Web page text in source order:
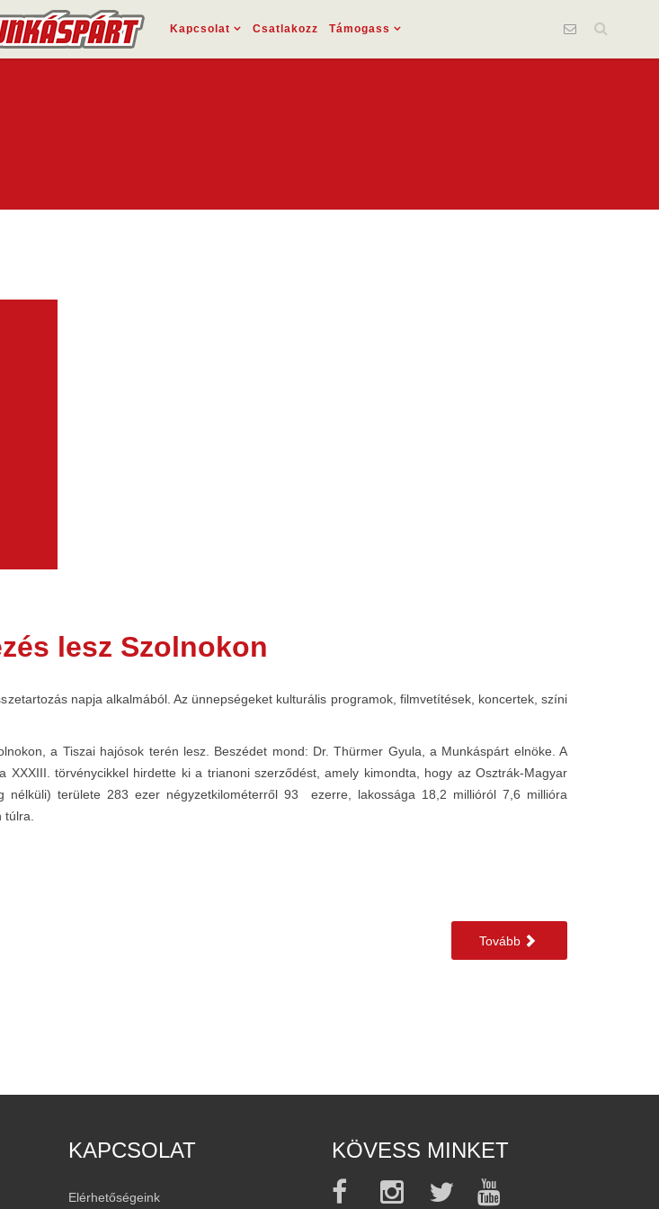
Kapcsolat Csatlakozz Támogass
lesz Szolnokon
napja alkalmából. Az ünnepségeket kulturális programok, filmvetítések, koncertek, színi
a Tiszai hajósok terén lesz. Beszédet mond: Dr. Thürmer Gyula, a Munkáspárt elnöke. A
törvénycikkel hirdette ki a trianoni szerződést, amely kimondta, hogy az Osztrák-Magyar
nélküli) területe 283 ezer négyzetkilométerről 93 ezerre, lakossága 18,2 millióról 7,6 millióra
Tovább
KAPCSOLAT
Elérhetőségeink
KÖVESS MINKET